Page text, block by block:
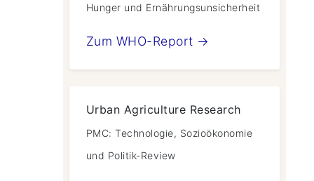
Hunger und Ernährungsunsicherheit
Zum WHO-Report →
Urban Agriculture Research
PMC: Technologie, Sozioökonomie
und Politik-Review